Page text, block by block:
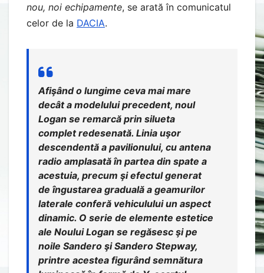
nou, noi echipamente, se arată în comunicatul
celor de la DACIA.
Afişând o lungime ceva mai mare
decât a modelului precedent, noul
Logan se remarcă prin silueta
complet redesenată. Linia uşor
descendentă a pavilionului, cu antena
radio amplasată în partea din spate a
acestuia, precum şi efectul generat
de îngustarea graduală a geamurilor
laterale conferă vehiculului un aspect
dinamic. O serie de elemente estetice
ale Noului Logan se regăsesc şi pe
noile Sandero şi Sandero Stepway,
printre acestea figurând semnătura